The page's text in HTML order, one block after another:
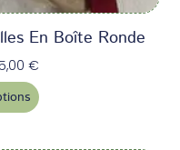
En Boîte Ronde
€